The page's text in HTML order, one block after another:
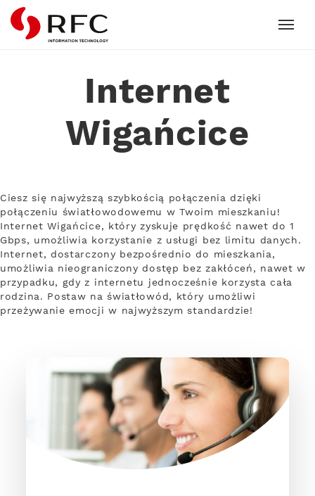
RFC
Internet
Wigańcice
Ciesz się najwyższą szybkością połączenia dzięki
połączeniu światłowodowemu w Twoim mieszkaniu!
Internet Wigańcice, który zyskuje prędkość nawet do 1
Gbps, umożliwia korzystanie z usługi bez limitu danych.
Internet, dostarczony bezpośrednio do mieszkania,
umożliwia nieograniczony dostęp bez zakłóceń, nawet w
przypadku, gdy z internetu jednocześnie korzysta cała
rodzina. Postaw na światłowód, który umożliwi
przeżywanie emocji w najwyższym standardzie!